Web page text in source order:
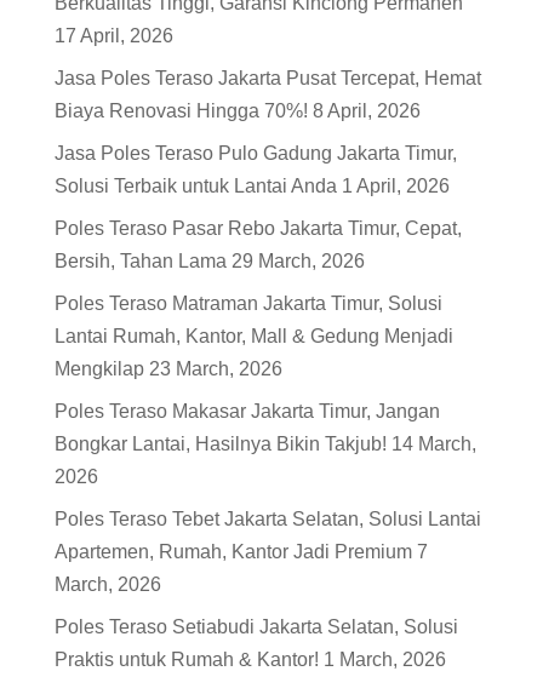
17 April, 2026
Jasa Poles Teraso Jakarta Pusat Tercepat, Hemat
Biaya Renovasi Hingga 70%! 8 April, 2026
Jasa Poles Teraso Pulo Gadung Jakarta Timur,
Solusi Terbaik untuk Lantai Anda 1 April, 2026
Poles Teraso Pasar Rebo Jakarta Timur, Cepat,
Bersih, Tahan Lama 29 March, 2026
Poles Teraso Matraman Jakarta Timur, Solusi
Lantai Rumah, Kantor, Mall & Gedung Menjadi
Mengkilap 23 March, 2026
Poles Teraso Makasar Jakarta Timur, Jangan
Bongkar Lantai, Hasilnya Bikin Takjub! 14 March,
2026
Poles Teraso Tebet Jakarta Selatan, Solusi Lantai
Apartemen, Rumah, Kantor Jadi Premium 7
March, 2026
Poles Teraso Setiabudi Jakarta Selatan, Solusi
Praktis untuk Rumah & Kantor! 1 March, 2026